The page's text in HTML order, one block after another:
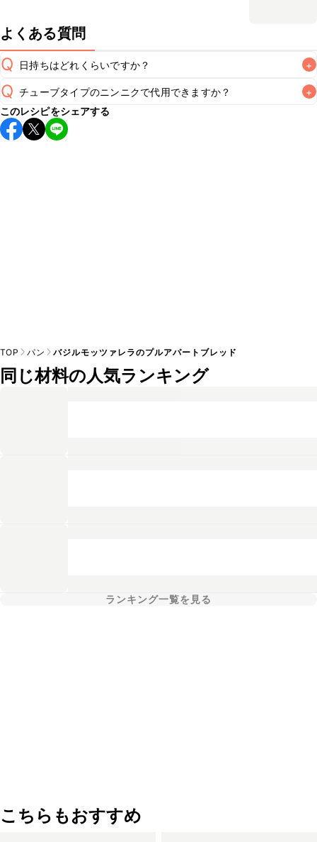
よくある質問
Q 日持ちはどれくらいですか？ +
A
保存期間は冷蔵で当日中が目安です。なるべくお早めにお召
し上がりください。
※日持ちは目安です。
Q チューブタイプのニンニクで代用できますか？ +
A
チューブタイプのニンニクを使用してもお作りいただけま
す。小さじ1を目安に加え、お好みの風味になるようご調節く
このレシピをシェアする
TOP パン バジルモッツァレラのプルアパートブレッド
同じ材料の人気ランキング
ランキング一覧を見る
こちらもおすすめ